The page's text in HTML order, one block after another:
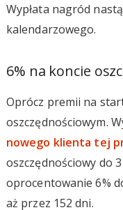
Wypłata nagród
kalendarzowego.
6% na koncie
Oprócz premii na
oszczędnościowym.
nowego klienta tej
oszczędnościowy do
oprocentowanie 6%
aż przez 152 dni.